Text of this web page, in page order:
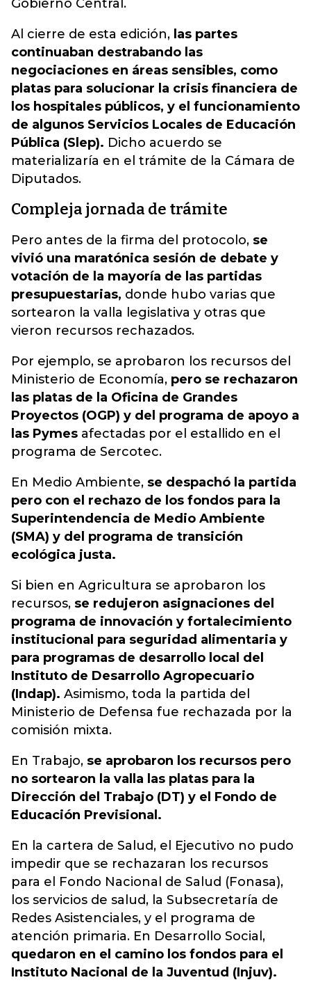
Gobierno Central.
Al cierre de esta edición, las partes
continuaban destrabando las
negociaciones en áreas sensibles, como
platas para solucionar la crisis financiera de
los hospitales públicos, y el funcionamiento
de algunos Servicios Locales de Educación
Pública (Slep). Dicho acuerdo se
materializaría en el trámite de la Cámara de
Diputados.
Compleja jornada de trámite
Pero antes de la firma del protocolo, se
vivió una maratónica sesión de debate y
votación de la mayoría de las partidas
presupuestarias, donde hubo varias que
sortearon la valla legislativa y otras que
vieron recursos rechazados.
Por ejemplo, se aprobaron los recursos del
Ministerio de Economía, pero se rechazaron
las platas de la Oficina de Grandes
Proyectos (OGP) y del programa de apoyo a
las Pymes afectadas por el estallido en el
programa de Sercotec.
En Medio Ambiente, se despachó la partida
pero con el rechazo de los fondos para la
Superintendencia de Medio Ambiente
(SMA) y del programa de transición
ecológica justa.
Si bien en Agricultura se aprobaron los
recursos, se redujeron asignaciones del
programa de innovación y fortalecimiento
institucional para seguridad alimentaria y
para programas de desarrollo local del
Instituto de Desarrollo Agropecuario
(Indap). Asimismo, toda la partida del
Ministerio de Defensa fue rechazada por la
comisión mixta.
En Trabajo, se aprobaron los recursos pero
no sortearon la valla las platas para la
Dirección del Trabajo (DT) y el Fondo de
Educación Previsional.
En la cartera de Salud, el Ejecutivo no pudo
impedir que se rechazaran los recursos
para el Fondo Nacional de Salud (Fonasa),
los servicios de salud, la Subsecretaría de
Redes Asistenciales, y el programa de
atención primaria. En Desarrollo Social,
quedaron en el camino los fondos para el
Instituto Nacional de la Juventud (Injuv).